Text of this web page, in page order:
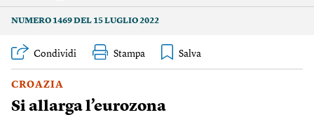
NUMERO 1469 DEL 15 LUGLIO 2022
Condividi Stampa
CROAZIA
Si allarga l’eurozona